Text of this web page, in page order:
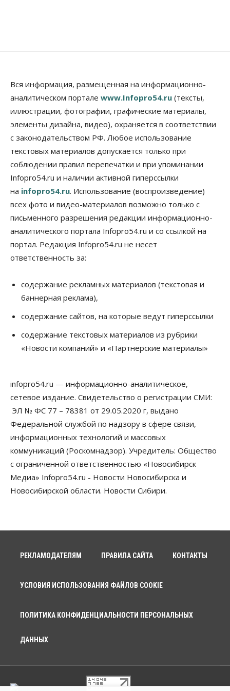
Вся информация, размещенная на информационно-
аналитическом портале www.Infopro54.ru (тексты,
иллюстрации, фотографии, графические материалы,
элементы дизайна, видео), охраняется в соответствии
с законодательством РФ. Любое использование
текстовых материалов допускается только при
соблюдении правил перепечатки и при упоминании
Infopro54.ru и наличии активной гиперссылки
на infopro54.ru. Использование (воспроизведение)
всех фото и видео-материалов возможно только с
письменного разрешения редакции информационно-
аналитического портала Infopro54.ru и со ссылкой на
портал. Редакция Infopro54.ru не несет
ответственность за:
содержание рекламных материалов (текстовая и
баннерная реклама),
содержание сайтов, на которые ведут гиперссылки
содержание текстовых материалов из рубрики
«Новости компаний» и «Партнерские материалы»
infopro54.ru — информационно-аналитическое,
сетевое издание. Свидетельство о регистрации СМИ:
ЭЛ № ФС 77 – 78381 от 29.05.2020 г, выдано
Федеральной службой по надзору в сфере связи,
информационных технологий и массовых
коммуникаций (Роскомнадзор). Учредитель: Общество
с ограниченной ответственностью «Новосибирск
Медиа» Infopro54.ru - Новости Новосибирска и
Новосибирской области. Новости Сибири.
РЕКЛАМОДАТЕЛЯМ ПРАВИЛА САЙТА КОНТАКТЫ
УСЛОВИЯ ИСПОЛЬЗОВАНИЯ ФАЙЛОВ COOKIE
ПОЛИТИКА КОНФИДЕНЦИАЛЬНОСТИ ПЕРСОНАЛЬНЫХ
ДАННЫХ